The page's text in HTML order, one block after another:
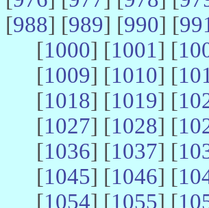
[988] [989] [990] [
[1000] [1001] [
[1009] [1010] [
[1018] [1019] [
[1027] [1028] [
[1036] [1037] [
[1045] [1046] [
[1054] [1055] [